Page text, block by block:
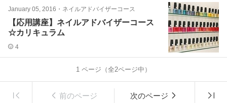
January 05, 2016 ・ ネイルアドバイザーコース
【応用講座】ネイルアドバイザーコース
☆カリキュラム
4
1 ページ（全2ページ中）
前のページ 次のページ